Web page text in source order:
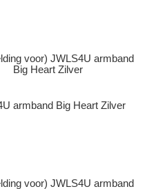
armband Big Heart Zilver